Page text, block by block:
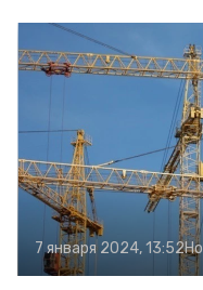
7 января 2024, 13:52